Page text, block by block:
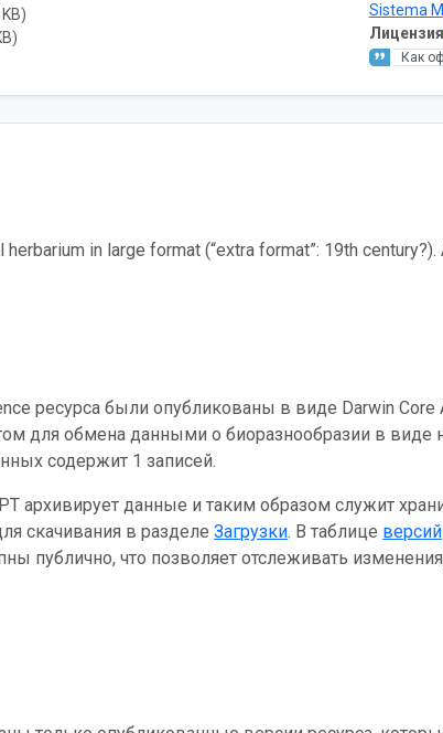
Sistema
Как
in large format (“extra format”: 19th
ресурса были опубликованы в виде Darwin Core
для обмена данными о биоразнообразии в виде
содержит 1 записей.
архивирует данные и таким образом служит
скачивания в разделеЗагрузки. В таблице версий
публично, что позволяет отслеживать